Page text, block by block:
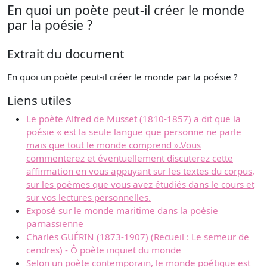
En quoi un poète peut-il créer le monde
par la poésie ?
Extrait du document
En quoi un poète peut-il créer le monde par la poésie ?
Liens utiles
Le poète Alfred de Musset (1810-1857) a dit que la
poésie « est la seule langue que personne ne parle
mais que tout le monde comprend ».Vous
commenterez et éventuellement discuterez cette
affirmation en vous appuyant sur les textes du corpus,
sur les poèmes que vous avez étudiés dans le cours et
sur vos lectures personnelles.
Exposé sur le monde maritime dans la poésie
parnassienne
Charles GUÉRIN (1873-1907) (Recueil : Le semeur de
cendres) - Ô poète inquiet du monde
Selon un poète contemporain, le monde poétique est